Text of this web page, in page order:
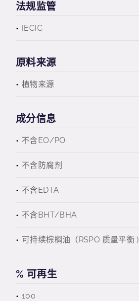
法规监管
IECIC
原料来源
植物来源
成分信息
不含EO/PO
不含防腐剂
不含EDTA
不含BHT/BHA
可持续棕榈油（RSPO 质量平衡 )
% 可再生
100